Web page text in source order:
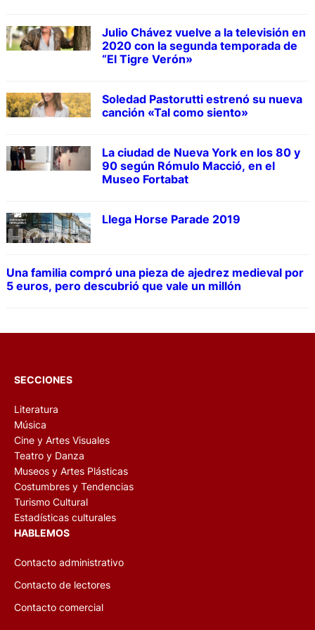
Julio Chávez vuelve a la televisión en
2020 con la segunda temporada de
“El Tigre Verón»
Soledad Pastorutti estrenó su nueva
canción «Tal como siento»
La ciudad de Nueva York en los 80 y
90 según Rómulo Macció, en el
Museo Fortabat
Llega Horse Parade 2019
Una familia compró una pieza de ajedrez medieval por
5 euros, pero descubrió que vale un millón
SECCIONES
Literatura
Música
Cine y Artes Visuales
Teatro y Danza
Museos y Artes Plásticas
Costumbres y Tendencias
Turismo Cultural
Estadísticas culturales
HABLEMOS
Contacto administrativo
Contacto de lectores
Contacto comercial